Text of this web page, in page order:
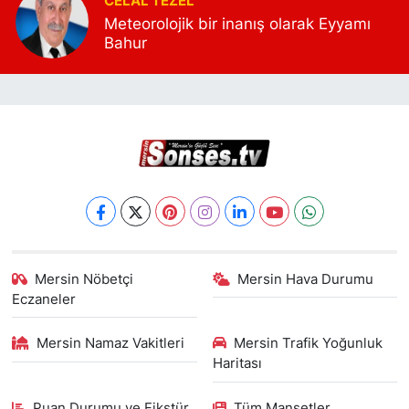
yerel ekonomi dinamiklerini ve toplumsal
meseleleri analiz eder. Yazılarında polemik
dil yerine kamu yararını önceleyen bir
kuşaklara belge bırakmaktır.
Meteorolojik bir inanış olarak Eyyamı
Bahur
Mersin Nöbetçi
Eczaneler
Mersin Hava Durumu
Mersin Namaz Vakitleri
Mersin Trafik Yoğunluk
Haritası